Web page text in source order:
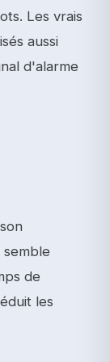
Les vrais
aussi
d'alarme
de
les